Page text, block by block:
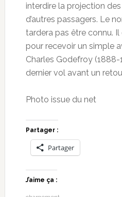
interdire la projection
d’autres passagers. Le
tardera pas être connu.
pour recevoir un simple
Charles Godefroy (1888-
dernier vol avant un
Photo issue du net
Partager :
Partager
J’aime ça :